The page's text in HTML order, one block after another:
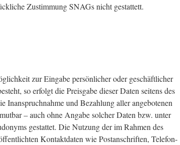
Zustimmung SNAGs nicht gestattett.
zur Eingabe persönlicher oder geschäftlicher
so erfolgt die Preisgabe dieser Daten seitens des
und Bezahlung aller angebotenen
– auch ohne Angabe solcher Daten bzw. unter
gestattet. Die Nutzung der im Rahmen des
Kontaktdaten wie Postanschriften, Telefon-